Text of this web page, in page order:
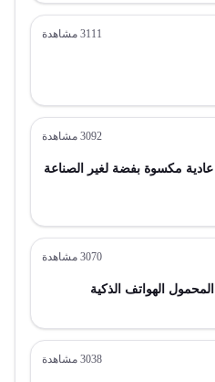
3111 مشاهدة
3092 مشاهدة
مكسوة بفضة لغير الصناعة
3070 مشاهدة
الهواتف الذكية
3038 مشاهدة